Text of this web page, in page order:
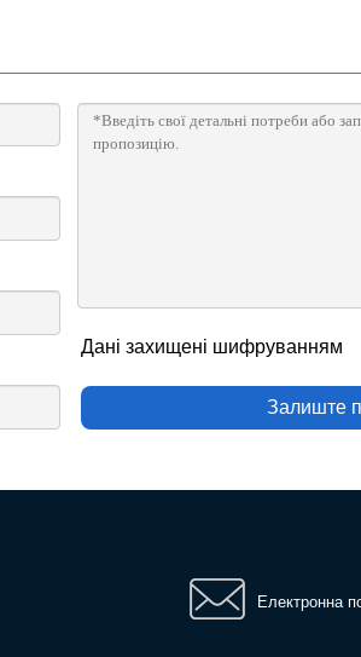
Дані захищені шифруванням
Залиште
Електронна